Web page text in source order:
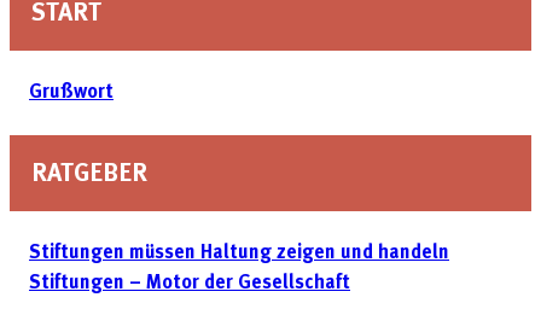
START
Grußwort
RATGEBER
Stiftungen müssen Haltung zeigen und handeln
Stiftungen – Motor der Gesellschaft